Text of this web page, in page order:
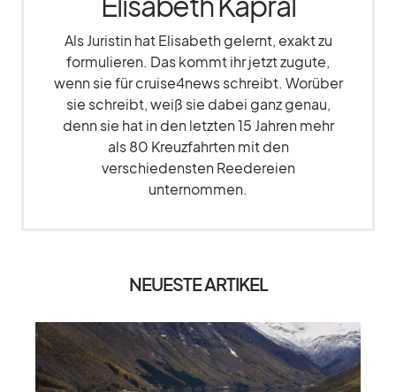
Als Juristin hat Elisabeth gelernt, exakt zu
formulieren. Das kommt ihr jetzt zugute,
wenn sie für cruise4news schreibt. Worüber
sie schreibt, weiß sie dabei ganz genau,
denn sie hat in den letzten 15 Jahren mehr
als 80 Kreuzfahrten mit den
verschiedensten Reedereien
unternommen.
NEUESTE ARTIKEL